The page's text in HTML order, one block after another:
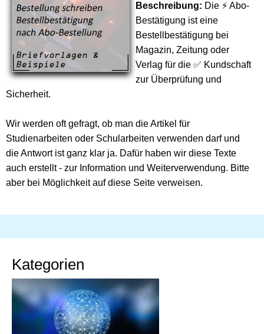
Beschreibung: Die ⚡ Abo-
Bestätigung ist eine
Bestellbestätigung bei
Magazin, Zeitung oder
Verlag für die ✅ Kundschaft
zur Überprüfung und
Sicherheit.
Wir werden oft gefragt, ob man die Artikel für
Studienarbeiten oder Schularbeiten verwenden darf und
die Antwort ist ganz klar ja. Dafür haben wir diese Texte
auch erstellt - zur Information und Weiterverwendung. Bitte
aber bei Möglichkeit auf diese Seite verweisen.
Kategorien